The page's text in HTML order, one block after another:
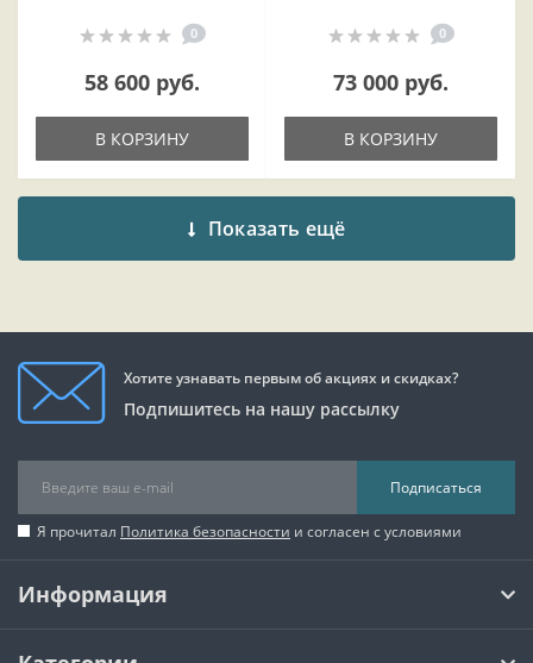
0
58 600 руб.
В КОРЗИНУ
0
73 000 руб.
В КОРЗИНУ
Показать ещё
Хотите узнавать первым об акциях и скидках?
Подпишитесь на нашу рассылку
Подписаться
Я прочитал Политика безопасности и согласен с условиями
Информация